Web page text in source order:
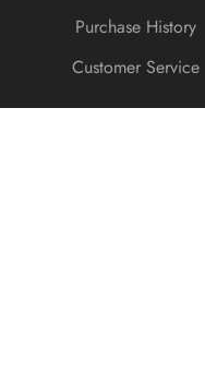
Purchase History
Customer Service